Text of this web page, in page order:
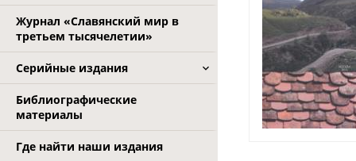
Журнал «Славянский мир в
третьем тысячелетии»
Серийные издания
Библиографические
материалы
Где найти наши издания